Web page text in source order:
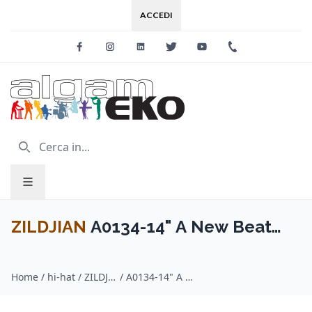
ACCEDI
FacebookInstagramLinkedinTwitter Youtube
ZILDJIAN A0134-14" A New Beat
Home / hi-hat / ZILDJIAN / A0134-14" A New Beat HiHat - Top